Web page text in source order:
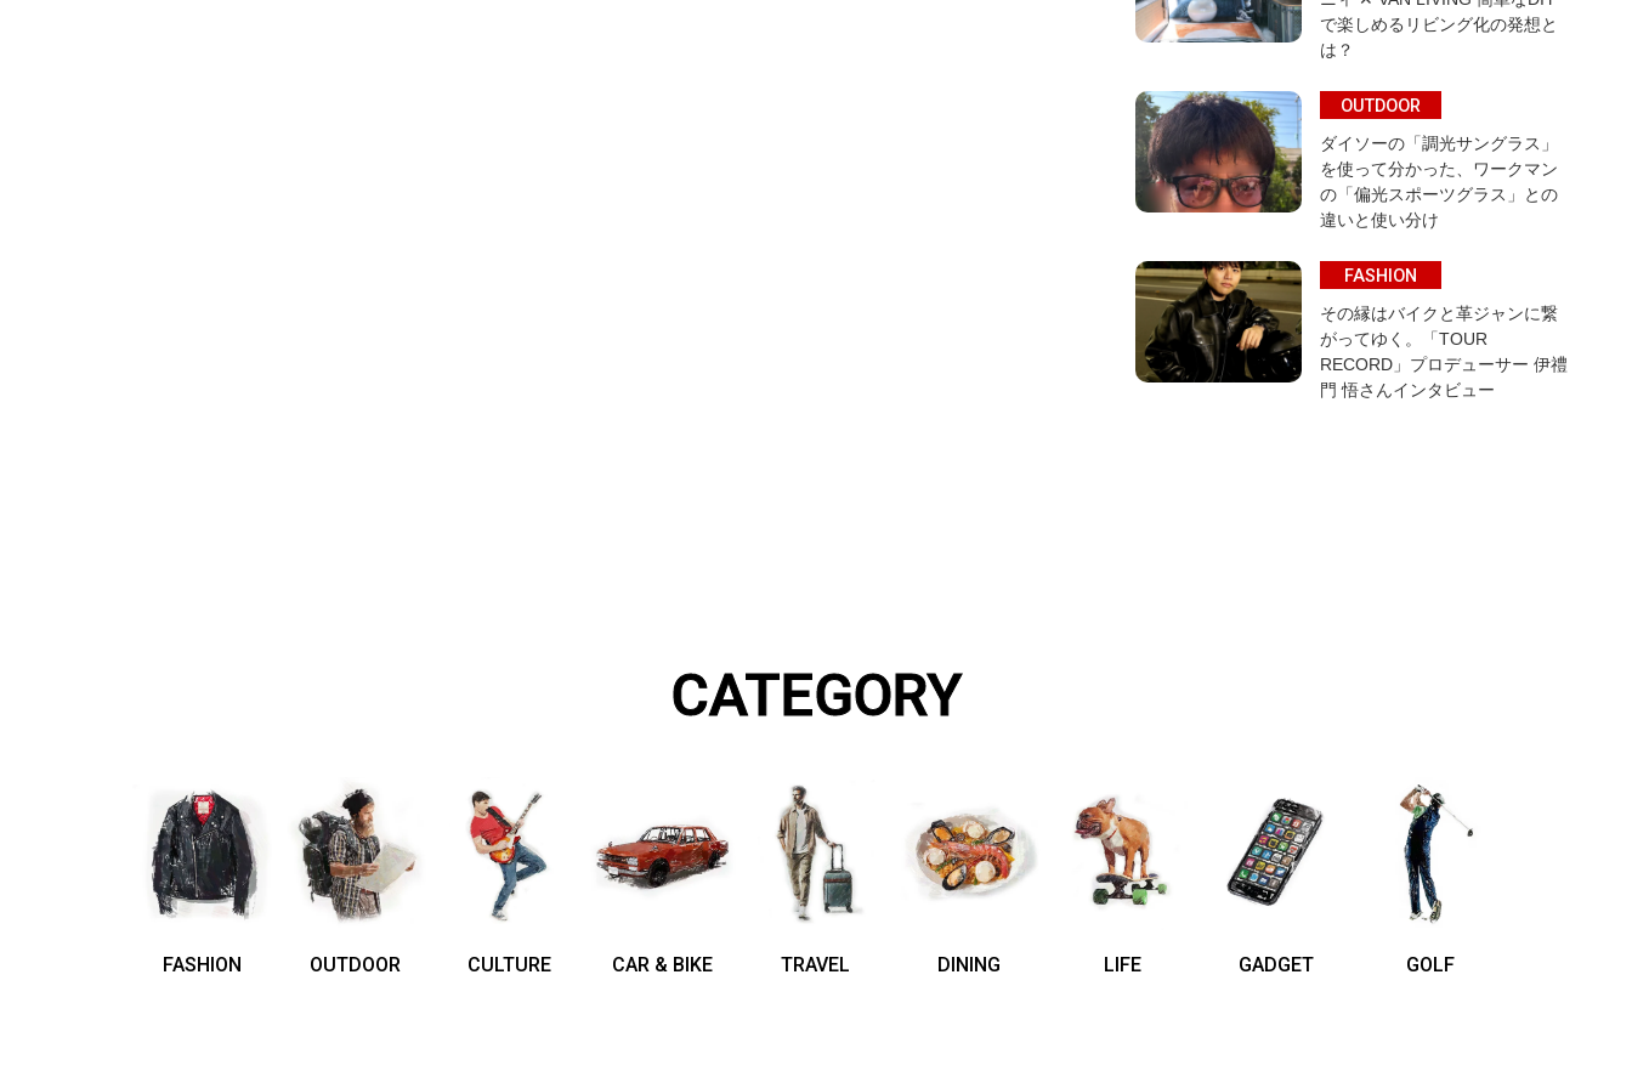
で楽しめるリビング化の発想と
は？
OUTDOOR
ダイソーの「調光サングラス」
を使って分かった、ワークマン
の「偏光スポーツグラス」との
違いと使い分け
FASHION
その縁はバイクと革ジャンに繋
がってゆく。「TOUR
RECORD」プロデューサー 伊禮
門 悟さんインタビュー
CATEGORY
FASHION OUTDOOR CULTURE CAR & BIKE TRAVEL DINING LIFE GADGET GOLF